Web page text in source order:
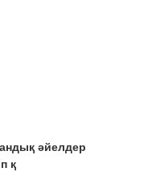
әйелдер
қ